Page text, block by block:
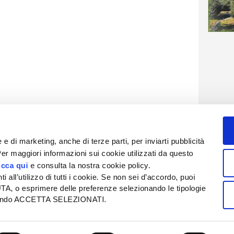
di marketing, anche di terze parti, per inviarti pubblicità
maggiori informazioni sui cookie utilizzati da questo
qui e consulta la nostra cookie policy.
all’utilizzo di tutti i cookie. Se non sei d’accordo, puoi
o esprimere delle preferenze selezionando le tipologie
ACCETTA SELEZIONATI.
SEDE
Tel + 39.045.8057511
info@informatoreagrario.it
PUBBLICITÀ
Tel + 39.045.8057523
pubblicita@informatoreagrario.it